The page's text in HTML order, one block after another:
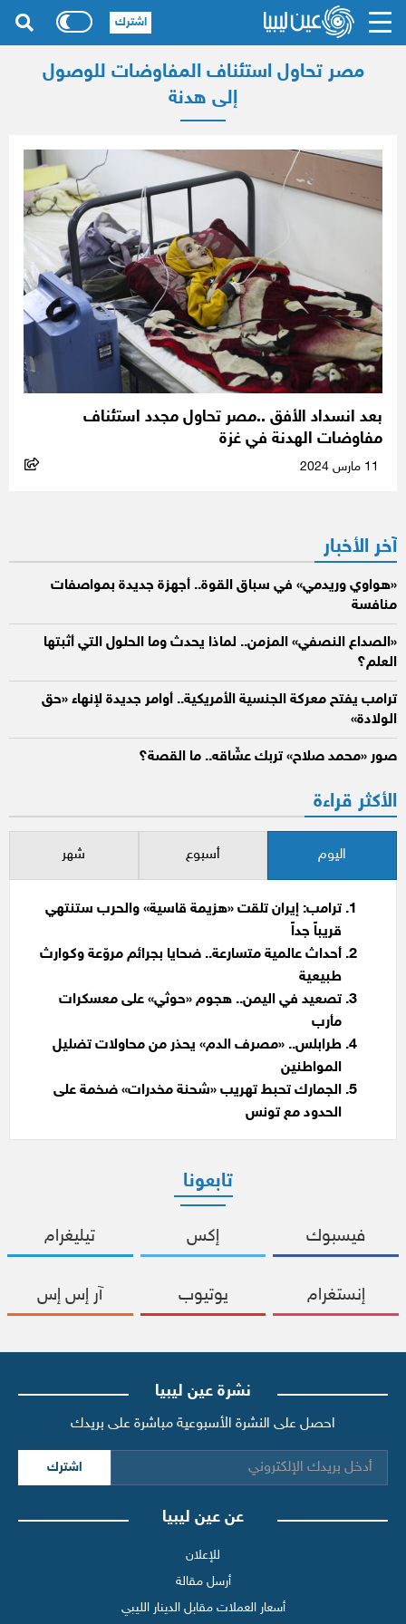
مصر تحاول استئناف المفاوضات للوصول
إلى هدنة
بعد انسداد الأفق ..مصر تحاول مجدد استئناف
مفاوضات الهدنة في غزة
آخر الأخبار
«هواوي وريدمي» في سباق القوة.. أجهزة جديدة بمواصفات
منافسة
«الصداع النصفي» المزمن.. لماذا يحدث وما الحلول التي أثبتها
العلم؟
ترامب يفتح معركة الجنسية الأمريكية.. أوامر جديدة لإنهاء «حق
الولادة»
صور «محمد صلاح» تربك عشّاقه.. ما القصة؟
الأكثر قراءة
اليوم أسبوع شهر
ترامب: إيران تلقت «هزيمة قاسية» والحرب ستنتهي
قريباً جداً
أحداث عالمية متسارعة.. ضحايا بجرائم مروّعة وكوارث
طبيعية
تصعيد في اليمن.. هجوم «حوثي» على معسكرات
مأرب
طرابلس.. «مصرف الدم» يحذر من محاولات تضليل
المواطنين
الجمارك تحبط تهريب «شحنة مخدرات» ضخمة على
الحدود مع تونس
تابعونا
فيسبوك إكس تيليغرام
إنستغرام يوتيوب آر إس إس
نشرة عين ليبيا
احصل على النشرة الأسبوعية مباشرة على بريدك
اشترك
عن عين ليبيا
للإعلان
أرسل مقالة
أسعار العملات مقابل الدينار الليبي
اشترك